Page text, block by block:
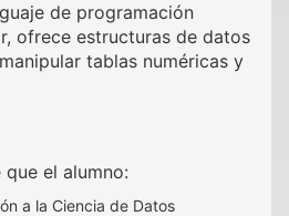
de programación
ofrece estructuras de datos
tablas numéricas y
el alumno:
a la Ciencia de Datos